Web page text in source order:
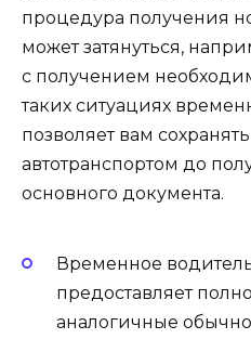
процедура получения
может затянуться,
с получением
таких ситуациях
позволяет вам
автотранспортом до
основного документа.
Временное
предоставляет
аналогичные